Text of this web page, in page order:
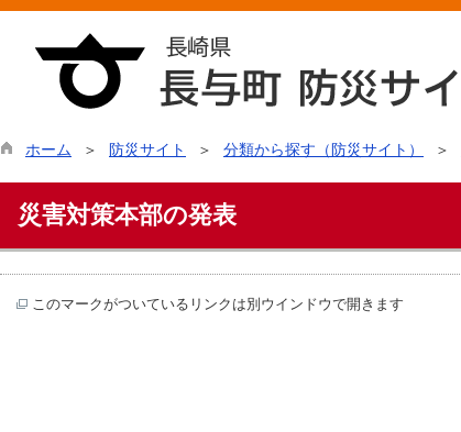
ホーム 防災サイト 分類から探す（防災サイト）
災害対策本部の発表
このマークがついているリンクは別ウインドウで開きます